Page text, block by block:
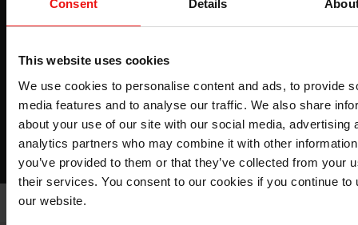
Consent Details
This website uses cookies
We use cookies to personalise content and ads, to provide
media features and to analyse our traffic. We also share
about your use of our site with our social media, advertising
analytics partners who may combine it with other
you’ve provided to them or that they’ve collected from your
their services. You consent to our cookies if you continue to
our website.
混凝土浇注有机硅解决方案
方面的技术优势，并了解 LATEX、POLYURETHANE 和
SILICONE 之间的区别。
下载